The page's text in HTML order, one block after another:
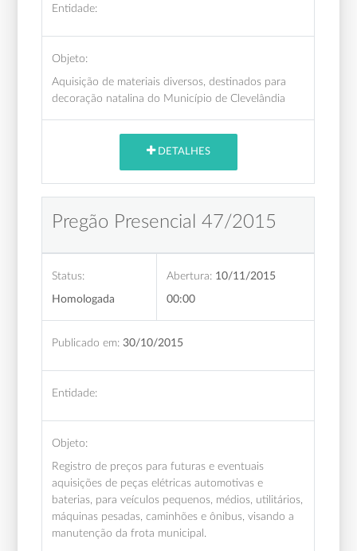
Entidade:
Objeto:
Aquisição de materiais diversos, destinados para
decoração natalina do Município de Clevelândia
DETALHES
Pregão Presencial 47/2015
Status:
Homologada
Abertura: 10/11/2015
00:00
Publicado em: 30/10/2015
Entidade:
Objeto:
Registro de preços para futuras e eventuais
aquisições de peças elétricas automotivas e
baterias, para veículos pequenos, médios, utilitários,
máquinas pesadas, caminhões e ônibus, visando a
manutenção da frota municipal.